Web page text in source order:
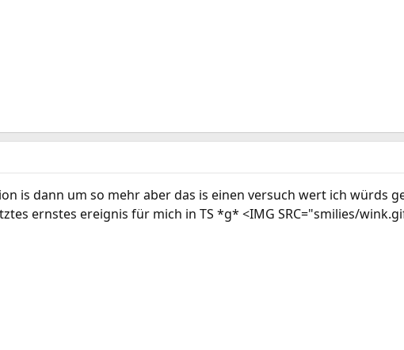
is dann um so mehr aber das is einen versuch wert ich würds
ernstes ereignis für mich in TS *g* <IMG SRC="smilies/